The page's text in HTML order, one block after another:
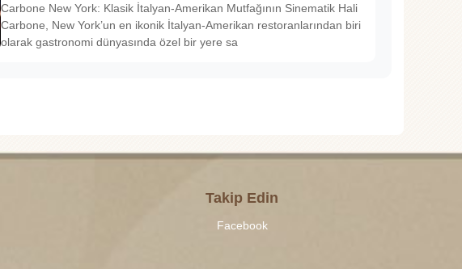
Carbone New York: Klasik İtalyan-Amerikan Mutfağının Sinematik Hali
Carbone, New York’un en ikonik İtalyan-Amerikan restoranlarından biri
olarak gastronomi dünyasında özel bir yere sa
Takip Edin
Facebook